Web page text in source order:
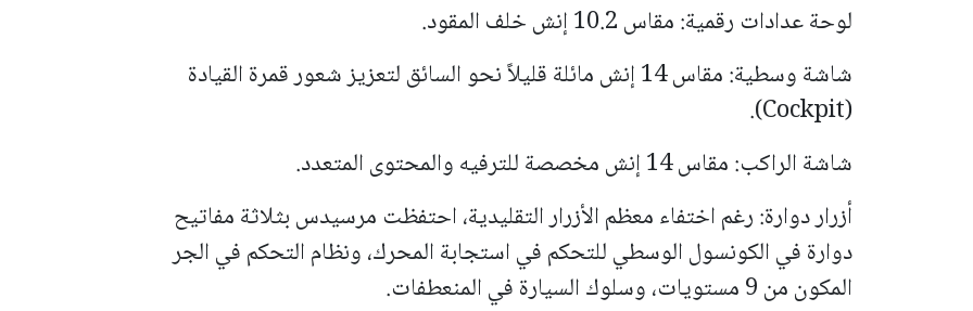
لوحة عدادات رقمية: مقاس 10.2 إنش خلف المقود.
شاشة وسطية: مقاس 14 إنش مائلة قليلاً نحو السائق لتعزيز شعور قمرة القيادة
(Cockpit).
شاشة الراكب: مقاس 14 إنش مخصصة للترفيه والمحتوى المتعدد.
أزرار دوارة: رغم اختفاء معظم الأزرار التقليدية، احتفظت مرسيدس بثلاثة مفاتيح
دوارة في الكونسول الوسطي للتحكم في استجابة المحرك، ونظام التحكم في الجر
المكون من 9 مستويات، وسلوك السيارة في المنعطفات.